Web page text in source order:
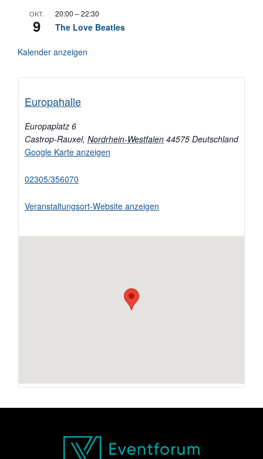
OKT.
9
20:00 –22:30
The Love Beatles
Kalender anzeigen
Europahalle
Europaplatz 6
Castrop-Rauxel, Nordrhein-Westfalen 44575 Deutschland
Google Karte anzeigen
02305/356070
Veranstaltungsort-Website anzeigen